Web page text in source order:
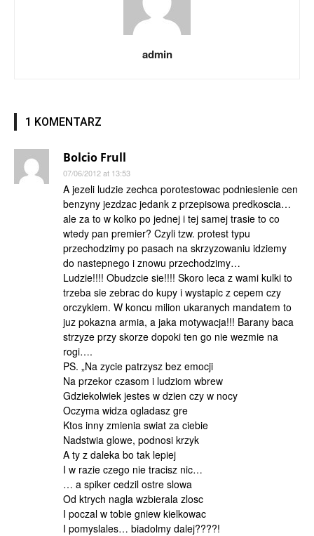
admin
1 KOMENTARZ
Bolcio Frull
07/06/2012 at 13:53
A jezeli ludzie zechca porotestowac podniesienie cen
benzyny jezdzac jedank z przepisowa predkoscia…
ale za to w kolko po jednej i tej samej trasie to co
wtedy pan premier? Czyli tzw. protest typu
przechodzimy po pasach na skrzyzowaniu idziemy
do nastepnego i znowu przechodzimy…
Ludzie!!!! Obudzcie sie!!!! Skoro leca z wami kulki to
trzeba sie zebrac do kupy i wystapic z cepem czy
orczykiem. W koncu milion ukaranych mandatem to
juz pokazna armia, a jaka motywacja!!! Barany baca
strzyze przy skorze dopoki ten go nie wezmie na
rogi….
PS. „Na zycie patrzysz bez emocji
Na przekor czasom i ludziom wbrew
Gdziekolwiek jestes w dzien czy w nocy
Oczyma widza ogladasz gre
Ktos inny zmienia swiat za ciebie
Nadstwia glowe, podnosi krzyk
A ty z daleka bo tak lepiej
I w razie czego nie tracisz nic…
… a spiker cedzil ostre slowa
Od ktrych nagla wzbierala zlosc
I poczal w tobie gniew kielkowac
I pomyslales… biadolmy dalej????!